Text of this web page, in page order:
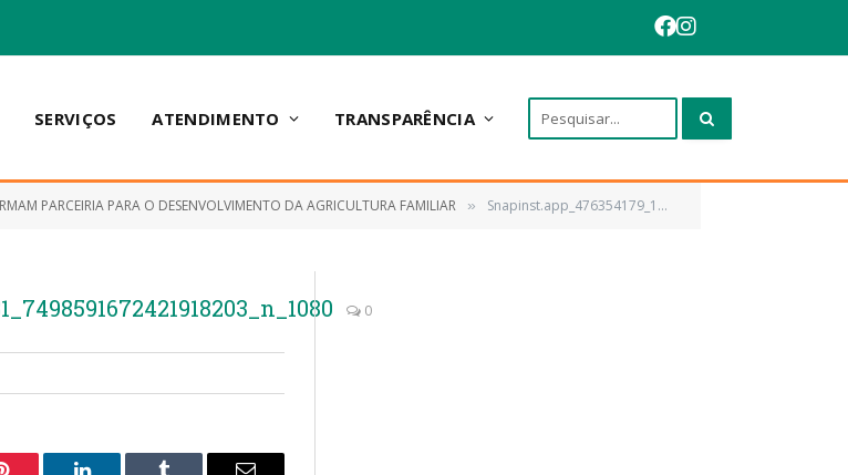
SERVIÇOS ATENDIMENTO TRANSPARÊNCIA
PARCEIRIA PARA O DESENVOLVIMENTO DA AGRICULTURA FAMILIAR » Snapinst.app_476354179_18054653468090431_7498591672421918203_n_1080
0